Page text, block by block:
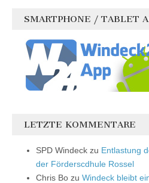
SMARTPHONE / TABLET
LETZTE KOMMENTARE
SPD Windeck zu Entlastung
der Förderscdhule Rossel
Chris Bo zu Windeck bleibt